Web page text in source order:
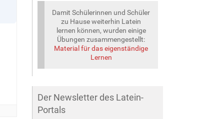
Damit Schülerinnen und Schüler
zu Hause weiterhin Latein
lernen können, wurden einige
Übungen zusammengestellt:
Material für das eigenständige
Lernen
Der Newsletter des Latein-
Portals